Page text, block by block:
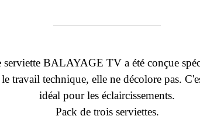
serviette BALAYAGE TV a été conçue
travail technique, elle ne décolore pas.
idéal pour les éclaircissements.
Pack de trois serviettes.